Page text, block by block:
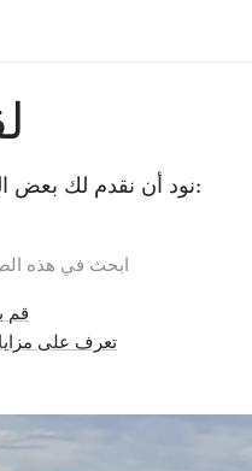
نود أن نقدم لك بعض البدائل بينما نقوم بإصلاح الخطأ:
ابحث في هذه
قم
تعرف على مزايا